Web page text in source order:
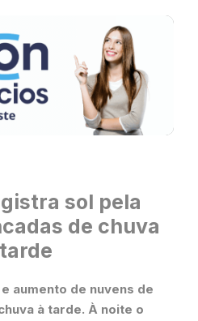
sol pela
de chuva
aumento de nuvens de
à tarde. À noite o